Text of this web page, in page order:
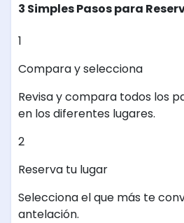
3 Simples Pasos para
1
Compara y selecciona
Revisa y compara todos los
en los diferentes lugares.
2
Reserva tu lugar
Selecciona el que más te
antelación.